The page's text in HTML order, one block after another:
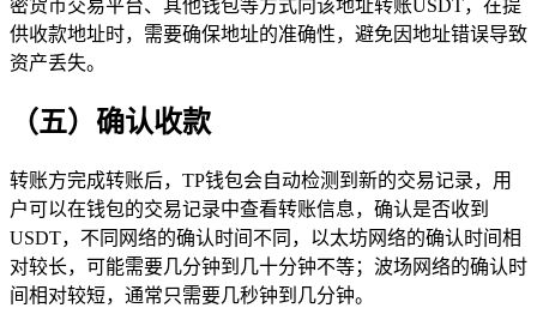
密货币交易平台、其他钱包等方式向该地址转账USDT，在提
供收款地址时，需要确保地址的准确性，避免因地址错误导致
资产丢失。
（五）确认收款
转账方完成转账后，TP钱包会自动检测到新的交易记录，用
户可以在钱包的交易记录中查看转账信息，确认是否收到
USDT，不同网络的确认时间不同，以太坊网络的确认时间相
对较长，可能需要几分钟到几十分钟不等；波场网络的确认时
间相对较短，通常只需要几秒钟到几分钟。